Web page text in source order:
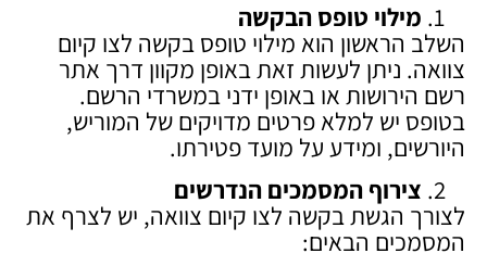
מילוי טופס הבקשה
השלב הראשון הוא מילוי טופס בקשה לצו קיום
צוואה. ניתן לעשות זאת באופן מקוון דרך אתר
רשם הירושות או באופן ידני במשרדי הרשם.
בטופס יש למלא פרטים מדויקים של המוריש,
היורשים, ומידע על מועד פטירתו.
צירוף המסמכים הנדרשים
לצורך הגשת בקשה לצו קיום צוואה, יש לצרף את
המסמכים הבאים: